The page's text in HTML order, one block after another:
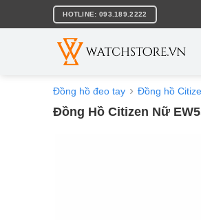
nội
HOTLINE: 093.189.2222
Đồng hồ đeo tay Đồng hồ
Đồng Hồ Citizen Nữ